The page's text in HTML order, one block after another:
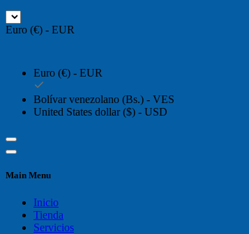
Euro (€) - EUR
Euro (€) - EUR
Bolívar venezolano (Bs.) - VES
United States dollar ($) - USD
Main Menu
Inicio
Tienda
Servicios